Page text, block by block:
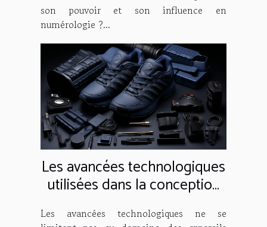
son pouvoir et son influence en
numérologie ?...
Les avancées technologiques
utilisées dans la conception
des 'Campus 00s Core Black'
Les avancées technologiques ne se